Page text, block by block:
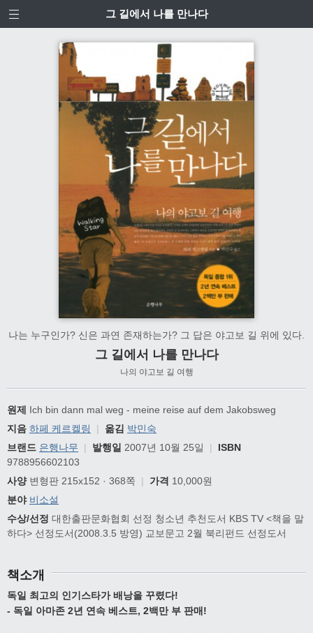
그 길에서 나를 만나다
나는 누구인가? 신은 과연 존재하는가? 그 답은 야고보 길 위에 있다.
그 길에서 나를 만나다
나의 야고보 길 여행
원제 Ich bin dann mal weg - meine reise auf dem Jakobsweg
지음 하페 케르켈링 | 옮김 박민숙
브랜드 은행나무 | 발행일 2007년 10월 25일 |
ISBN
9788956602103
사양변형판 215x152 · 368쪽 | 가격 10,000원
분야 비소설
수상/선정 대한출판문화협회 선정 청소년 추천도서 KBS TV <책을 말
하다> 선정도서(2008.3.5 방영) 교보문고 2월 북리펀드 선정도서
책소개
독일 최고의 인기스타가 배낭을 꾸렸다!
- 독일 아마존 2년 연속 베스트, 2백만 부 판매!